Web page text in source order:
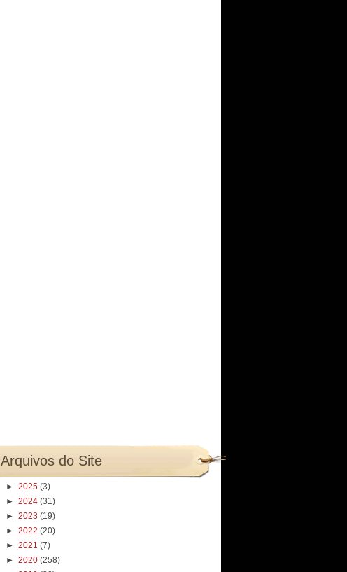
Arquivos do Site
► 2025 (3)
► 2024 (31)
► 2023 (19)
► 2022 (20)
► 2021 (7)
► 2020 (258)